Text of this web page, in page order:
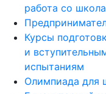
работа со
Курсы
и
испытаниям
Олимпиада для